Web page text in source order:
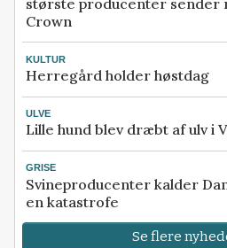
Crown
KULTUR
Herregård holder høstdag
ULVE
Lille hund blev dræbt af ulv i
GRISE
Svineproducenter kalder
en katastrofe
Se flere